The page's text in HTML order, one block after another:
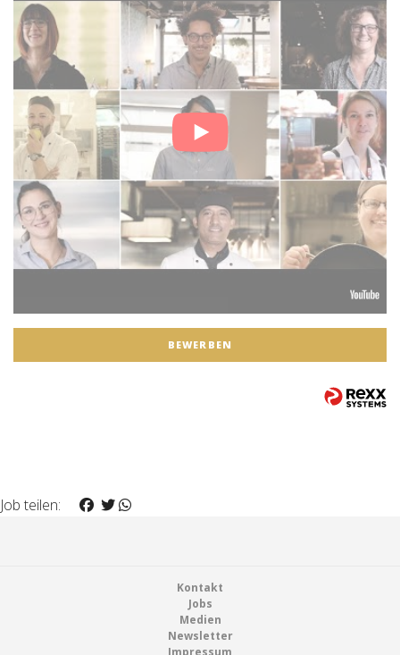
BEWERBEN
Job teilen:
Kontakt
Jobs
Medien
Newsletter
Impressum